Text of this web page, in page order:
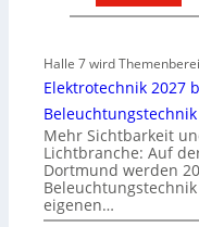
A
b
u
d
e
r
E
Halle 7 wird
Elektrotechnik 2027
Beleuchtungstechnik
Mehr Sichtbarkeit
Lichtbranche: Auf
Dortmund werden
eigenen…